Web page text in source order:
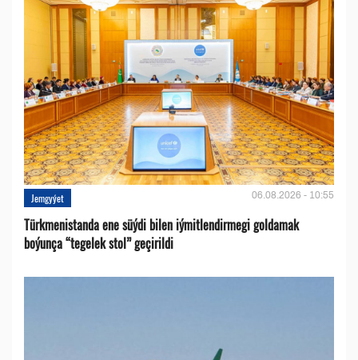
Jemgyýet 06.08.2026 - 10:55
Türkmenistanda ene süýdi bilen iýmitlendirmegi goldamak
boýunça “tegelek stol” geçirildi